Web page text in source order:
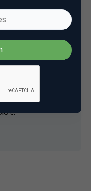
mede-oprichter
ook op